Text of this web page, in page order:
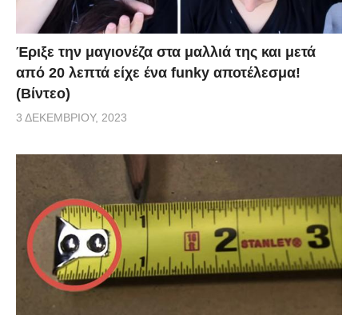
Έριξε την μαγιονέζα στα μαλλιά της και μετά
από 20 λεπτά είχε ένα funky αποτέλεσμα!
(Βίντεο)
3 ΔΕΚΕΜΒΡΊΟΥ, 2023